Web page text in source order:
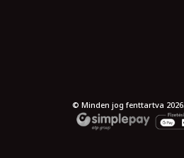
© Minden jog fenttartva